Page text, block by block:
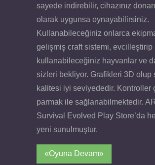
sayede indirebilir, cihazınız
olarak uygunsa oynayabilirsiniz.
Kullanabileceğiniz onlarca
gelişmiş craft sistemi, evcilleştirip
kullanabileceğiniz hayvanlar ve
sizleri bekliyor. Grafikleri 3D olup
kalitesi iyi seviyededir. Kontroller
parmak ile sağlanabilmektedir.
Survival Evolved Play Store’da
yeni sunulmuştur.
«Oyuna Devam»